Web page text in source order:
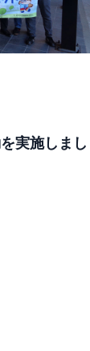
実施しまし